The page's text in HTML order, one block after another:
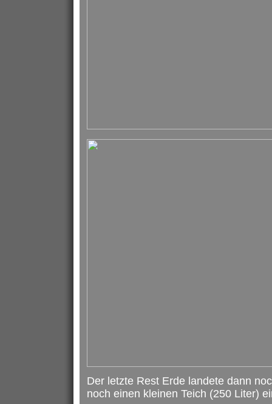
Der letzte Rest Erde landete dann
noch einen kleinen Teich (250 Liter)